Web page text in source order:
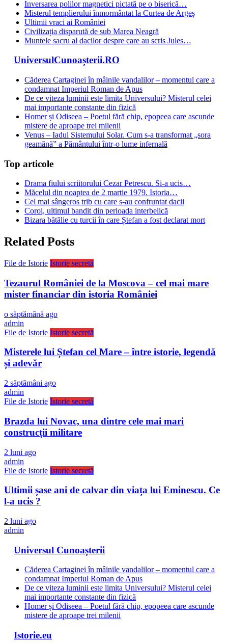
Inversarea polilor magnetici pictată pe o biserică…
Misterul templierului înmormântat la Curtea de Argeș
Ultimii vraci ai României
Civilizația disparută de sub Marea Neagră
Muntele sacru al dacilor despre care au scris Jules…
UniversulCunoașterii.RO
Căderea Cartaginei în mâinile vandalilor – momentul care a
condamnat Imperiul Roman de Apus
De ce viteza luminii este limita Universului? Misterul celei
mai importante constante din fizică
Homer și Odiseea – Poetul fără chip, epopeea care ascunde
mistere de aproape trei milenii
Venus – Iadul Sistemului Solar. Cum s-a transformat „sora
geamănă” a Pământului într-o lume infernală
Top articole
Drama fiului scriitorului Cezar Petrescu. Si-a ucis…
Măcelul din noaptea de 2 martie 1979. Istoria…
Cel mai sângeros trib cu care s-au confruntat dacii
Coroi, ultimul bandit din perioada interbelică
Bizara bătălie cu turcii în care Ștefan a fost declarat mort
Related Posts
File de Istorie Istorie secretă
Tezaurul României de la Moscova – cel mai mare
mister financiar din istoria României
o săptămână ago
admin
File de Istorie Istorie secretă
Misterele lui Ștefan cel Mare – între istorie, legendă
și adevăr
2 săptămâni ago
admin
File de Istorie Istorie secretă
Brazda lui Novac, una dintre cele mai mari
construcții militare
2 luni ago
admin
File de Istorie Istorie secretă
Ultimii șase ani de calvar din viața lui Eminescu. Ce
l-a ucis ?
2 luni ago
admin
Universul Cunoașterii
Căderea Cartaginei în mâinile vandalilor – momentul care a
condamnat Imperiul Roman de Apus
De ce viteza luminii este limita Universului? Misterul celei
mai importante constante din fizică
Homer și Odiseea – Poetul fără chip, epopeea care ascunde
mistere de aproape trei milenii
Istorie.eu